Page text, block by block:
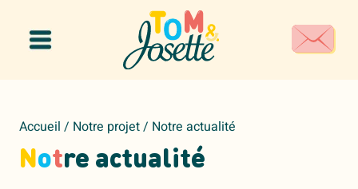
Accueil / Notre projet/ Notre actualité
Notre actualité
Panneau de gestion des cookies